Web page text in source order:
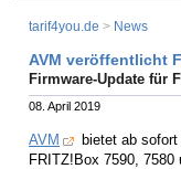
tarif4you.de > News
AVM veröffentlicht
Firmware-Update für
08. April 2019
AVM
bietet ab
FRITZ!Box 7590, 7580